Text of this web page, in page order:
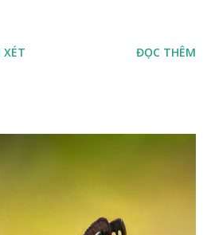
ĐỌC THÊM